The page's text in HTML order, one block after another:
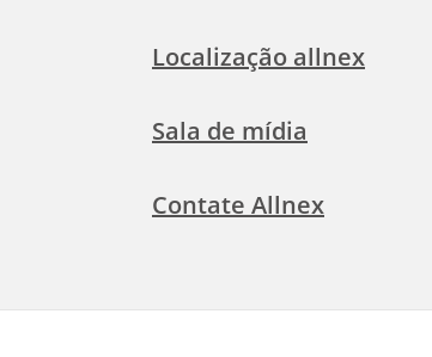
Localização allnex
Sala de mídia
Contate Allnex